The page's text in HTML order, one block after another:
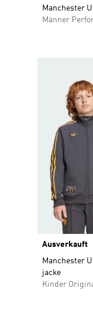
Manchester
Männer
Ausverkauft
Manchester
jacke
Kinder